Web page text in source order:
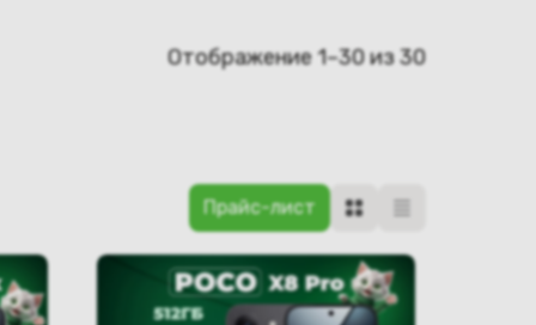
Отображение 1–30 из 30